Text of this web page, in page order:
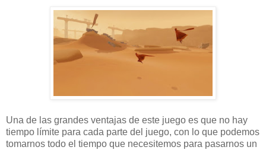
Una de las grandes ventajas de este juego es que no hay
tiempo límite para cada parte del juego, con lo que podemos
tomarnos todo el tiempo que necesitemos para pasarnos un